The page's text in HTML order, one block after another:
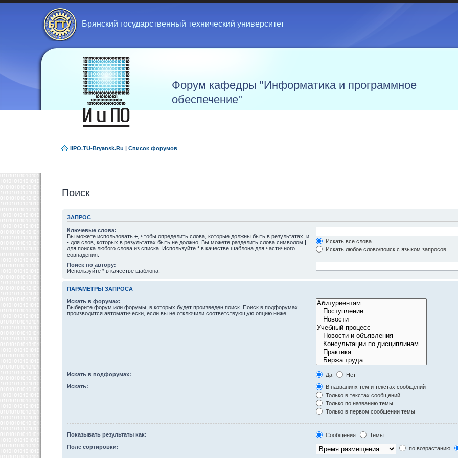
Брянский государственный технический университет
Форум кафедры "Информатика и программное
обеспечение"
IIPO.TU-Bryansk.Ru | Список форумов
Поиск
ЗАПРОС
Ключевые слова:
Вы можете использовать + , чтобы определить слова, которые должны быть в результатах, и
- для слов, которых в результатах быть не должно. Вы можете разделить слова символом |
для поиска любого слова из списка. Используйте * в качестве шаблона для частичного
совпадения.
Искать все слова
Искать любое слово/поиск с языком запросов
Поиск по автору:
Используйте * в качестве шаблона.
ПАРАМЕТРЫ ЗАПРОСА
Искать в форумах:
Выберите форум или форумы, в которых будет произведен поиск. Поиск в подфорумах
производится автоматически, если вы не отключили соответствующую опцию ниже.
Искать в подфорумах: Да
Нет
Искать:
В названиях тем и текстах сообщений
Только в текстах сообщений
Только по названию темы
Только в первом сообщении темы
Показывать результаты как: Сообщения
Темы
Поле сортировки:
по возрастанию